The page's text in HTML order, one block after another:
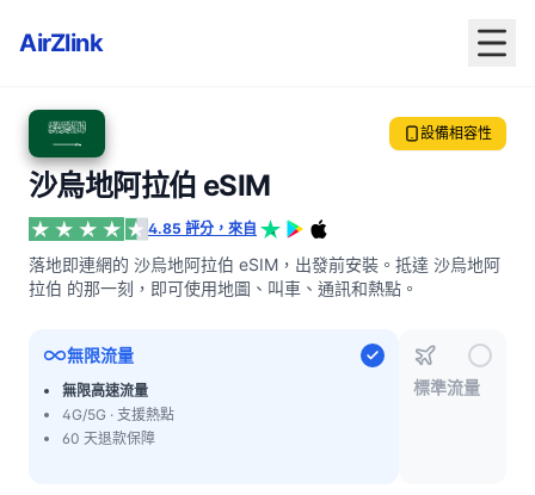
AirZlink
設備相容性
沙烏地阿拉伯 eSIM
4.85 評分，來自
落地即連網的 沙烏地阿拉伯 eSIM，出發前安裝。抵達 沙烏地阿
拉伯 的那一刻，即可使用地圖、叫車、通訊和熱點。
無限流量
無限高速流量
4G/5G · 支援熱點
60 天退款保障
標準流量